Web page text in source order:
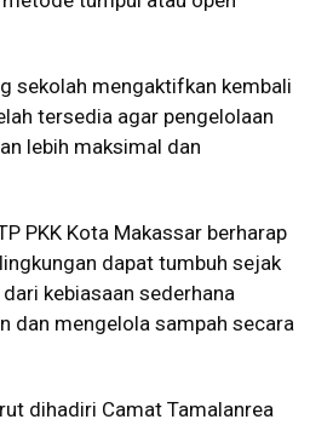
sekolah mengaktifkan kembali
tersedia agar pengelolaan
lebih maksimal dan
PKK Kota Makassar berharap
dapat tumbuh sejak
kebiasaan sederhana
dan mengelola sampah secara
dihadiri Camat Tamalanrea